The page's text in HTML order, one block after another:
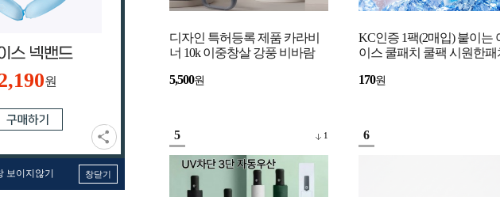
원
보이지않기 창닫기
디자인 특허등록 제품 카라비
너 10k 이중창살 강풍 비바람
5,500원
KC인증 1팩(2매입) 붙이는
이스 쿨패치 쿨팩 시원한패
170원
5 1 6